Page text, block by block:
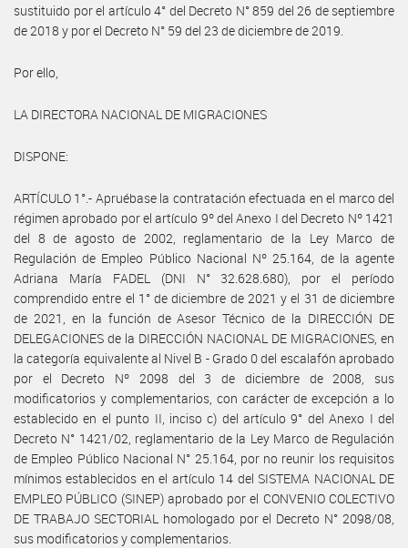
sustituido por el artículo 4° del Decreto N° 859 del 26 de septiembre
de 2018 y por el Decreto N° 59 del 23 de diciembre de 2019.
Por ello,
LA DIRECTORA NACIONAL DE MIGRACIONES
DISPONE:
ARTÍCULO 1°.- Apruébase la contratación efectuada en el marco del
régimen aprobado por el artículo 9º del Anexo I del Decreto Nº 1421
del 8 de agosto de 2002, reglamentario de la Ley Marco de
Regulación de Empleo Público Nacional Nº 25.164, de la agente
Adriana María FADEL (DNI N° 32.628.680), por el período
comprendido entre el 1° de diciembre de 2021 y el 31 de diciembre
de 2021, en la función de Asesor Técnico de la DIRECCIÓN DE
DELEGACIONES de la DIRECCIÓN NACIONAL DE MIGRACIONES, en
la categoría equivalente al Nivel B - Grado 0 del escalafón aprobado
por el Decreto Nº 2098 del 3 de diciembre de 2008, sus
modificatorios y complementarios, con carácter de excepción a lo
establecido en el punto II, inciso c) del artículo 9° del Anexo I del
Decreto N° 1421/02, reglamentario de la Ley Marco de Regulación
de Empleo Público Nacional N° 25.164, por no reunir los requisitos
mínimos establecidos en el artículo 14 del SISTEMA NACIONAL DE
EMPLEO PÚBLICO (SINEP) aprobado por el CONVENIO COLECTIVO
DE TRABAJO SECTORIAL homologado por el Decreto N° 2098/08,
sus modificatorios y complementarios.